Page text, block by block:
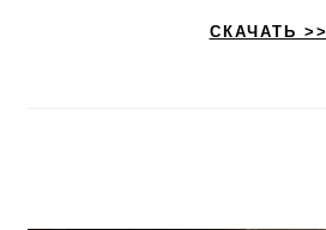
СКАЧАТЬ >>